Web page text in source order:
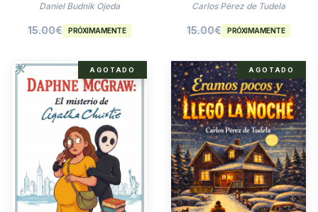
Daniel Budnik Ojeda
15.00€ PRÓXIMAMENTE
Carlos Pérez de Tudela
15.00€ PRÓXIMAMENTE
AGOTADO AGOTADO